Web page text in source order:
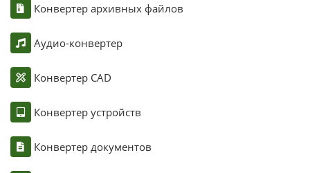
Конвертер архивных файлов
Аудио-конвертер
Конвертер CAD
Конвертер устройств
Конвертер документов